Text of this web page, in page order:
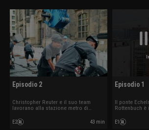
Episodio 2
Christopher Reuter e il suo team
lavorano alla stazione metro di
E2 43 min
Episodio 1
Il ponte
Rottenbuch è
E1